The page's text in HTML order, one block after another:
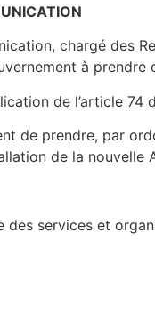
chargé des
à prendre
de l’article 74
de prendre, par
de la nouvelle
des services et